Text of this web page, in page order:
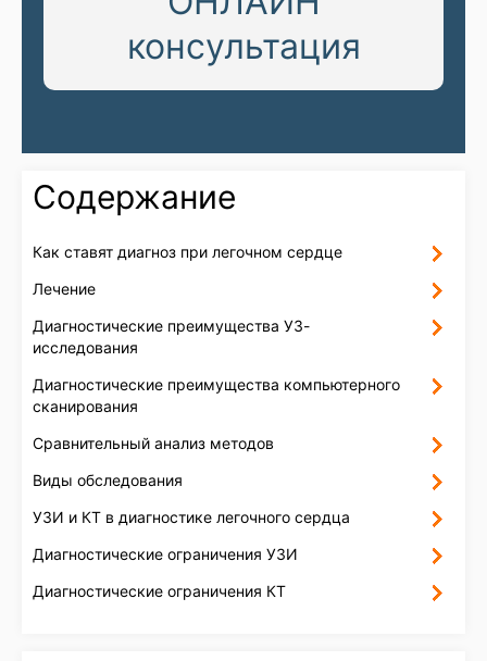
консультация
Содержание
Как ставят диагноз при легочном сердце
Лечение
Диагностические преимущества УЗ-
исследования
Диагностические преимущества компьютерного
сканирования
Сравнительный анализ методов
Виды обследования
УЗИ и КТ в диагностике легочного сердца
Диагностические ограничения УЗИ
Диагностические ограничения КТ